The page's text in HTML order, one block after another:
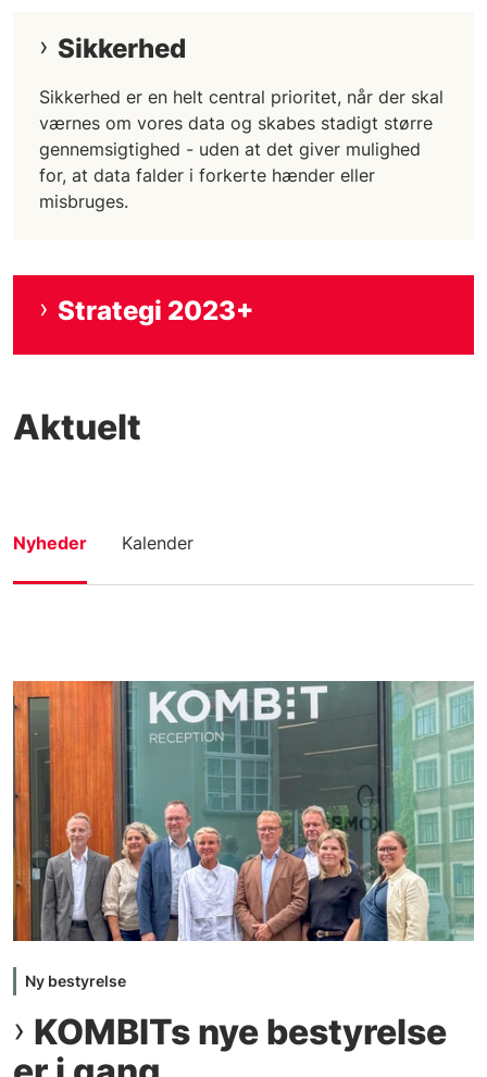
Sikkerhed
Sikkerhed er en helt central prioritet, når der skal
værnes om vores data og skabes stadigt større
gennemsigtighed - uden at det giver mulighed
for, at data falder i forkerte hænder eller
misbruges.
Strategi 2023+
Aktuelt
Nyheder Kalender
Ny bestyrelse
KOMBITs nye bestyrelse